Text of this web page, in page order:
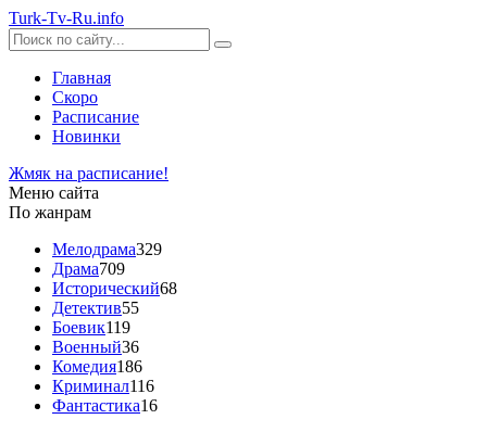
Turk-Tv-Ru.info
Главная
Скоро
Расписание
Новинки
Жмяк на расписание!
Меню сайта
По жанрам
Мелодрама329
Драма709
Исторический68
Детектив55
Боевик119
Военный36
Комедия186
Криминал116
Фантастика16